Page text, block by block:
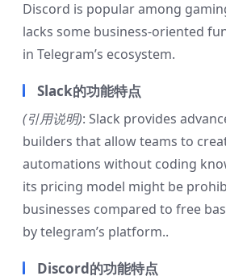
Discord is popular among
lacks some business-oriented
in Telegram’s ecosystem.
Slack的功能特点
(引用说明): Slack provides
builders that allow teams to
automations without coding
its pricing model might be
businesses compared to free
by telegram’s platform..
Discord的功能特点